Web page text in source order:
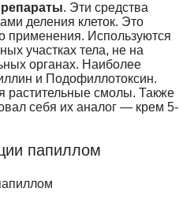
. Эти средства
деления клеток. Это
применения. Используются
участках тела, не на
органах. Наиболее
и Подофиллотоксин.
растительные смолы. Также
себя их аналог — крем 5-
папиллом